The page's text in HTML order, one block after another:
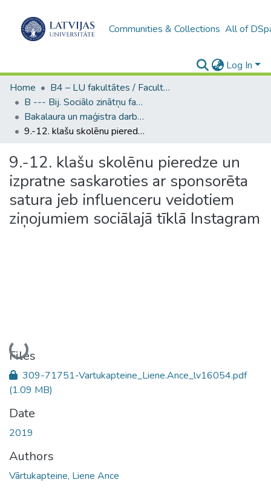
Communities & Collections All of
Log In
Home
B4 – LU fakultātes / Faculties of the UL
B --- Bij. Sociālo zinātņu fakultātes noslēguma darbi / Faculty of Social Sciences - Graduate works
Bakalaura un maģistra darbi (SZF) / Bachelor's and Master's theses
9.-12. klašu skolēnu pieredze un izpratne saskaroties ar sponsorēta satura jeb influenceru veidotiem ziņojumiem sociālajā tīklā Instagram
9.-12. klašu skolēnu pieredze un
izpratne saskaroties ar sponsorēta
satura jeb influenceru veidotiem
ziņojumiem sociālajā tīklā Instagram
Loading...
Files
309-71751-Vartukapteine_Liene.Ance_lv16054.pdf
(1.09 MB)
Date
2019
Authors
Vārtukapteine, Liene Ance